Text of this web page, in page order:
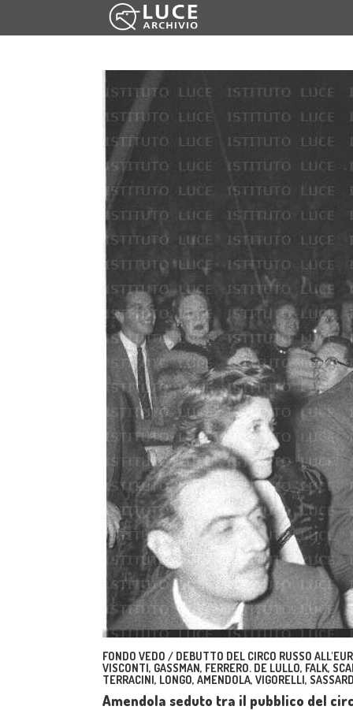
FONDO VEDO / DEBUTTO DEL CIRCO RUSSO
VISCONTI, GASSMAN, FERRERO. DE LULLO, FALK,
TERRACINI, LONGO, AMENDOLA, VIGORELLI,
Amendola seduto tra il pubblico del